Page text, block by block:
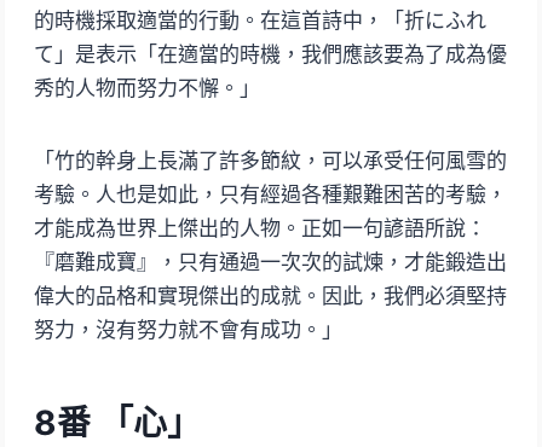
的時機採取適當的行動。在這首詩中，「折にふれ
て」是表示「在適當的時機，我們應該要為了成為優
秀的人物而努力不懈。」
「竹的幹身上長滿了許多節紋，可以承受任何風雪的
考驗。人也是如此，只有經過各種艱難困苦的考驗，
才能成為世界上傑出的人物。正如一句諺語所說：
『磨難成寶』，只有通過一次次的試煉，才能鍛造出
偉大的品格和實現傑出的成就。因此，我們必須堅持
努力，沒有努力就不會有成功。」
8番 「心」